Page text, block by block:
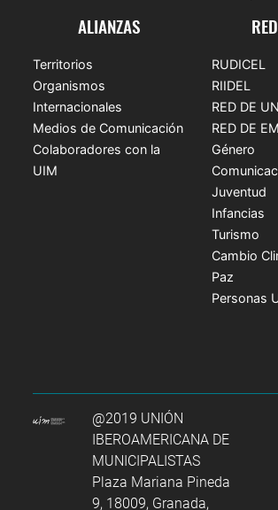
ALIANZAS
Territorios
Organismos
Internacionales
Medios de Comunicación
Colaboradores con la
UIM
RUDICEL
RIIDEL
RED DE
RED DE
Género
Juventud
Infancias
Turismo
Cambio
Paz
Personas
@2019 UNIÓN
IBEROAMERICANA DE
MUNICIPALISTAS
Plaza Mariana Pineda
9, 18009, Granada,